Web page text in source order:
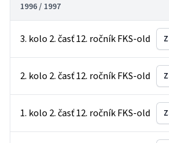
1996 / 1997
3. kolo 2. časť 12. ročník FKS-old
2. kolo 2. časť 12. ročník FKS-old
1. kolo 2. časť 12. ročník FKS-old